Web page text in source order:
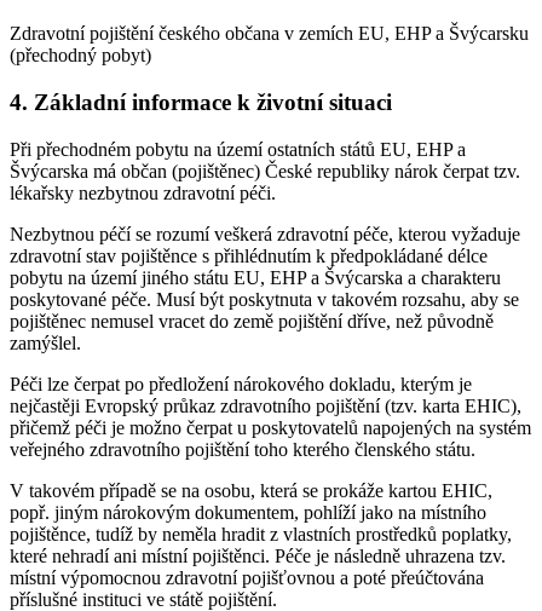
Zdravotní pojištění českého občana v zemích EU, EHP a Švýcarsku
(přechodný pobyt)
4. Základní informace k životní situaci
Při přechodném pobytu na území ostatních států EU, EHP a
Švýcarska má občan (pojištěnec) České republiky nárok čerpat tzv.
lékařsky nezbytnou zdravotní péči.
Nezbytnou péčí se rozumí veškerá zdravotní péče, kterou vyžaduje
zdravotní stav pojištěnce s přihlédnutím k předpokládané délce
pobytu na území jiného státu EU, EHP a Švýcarska a charakteru
poskytované péče. Musí být poskytnuta v takovém rozsahu, aby se
pojištěnec nemusel vracet do země pojištění dříve, než původně
zamýšlel.
Péči lze čerpat po předložení nárokového dokladu, kterým je
nejčastěji Evropský průkaz zdravotního pojištění (tzv. karta EHIC),
přičemž péči je možno čerpat u poskytovatelů napojených na systém
veřejného zdravotního pojištění toho kterého členského státu.
V takovém případě se na osobu, která se prokáže kartou EHIC,
popř. jiným nárokovým dokumentem, pohlíží jako na místního
pojištěnce, tudíž by neměla hradit z vlastních prostředků poplatky,
které nehradí ani místní pojištěnci. Péče je následně uhrazena tzv.
místní výpomocnou zdravotní pojišťovnou a poté přeúčtována
příslušné instituci ve státě pojištění.